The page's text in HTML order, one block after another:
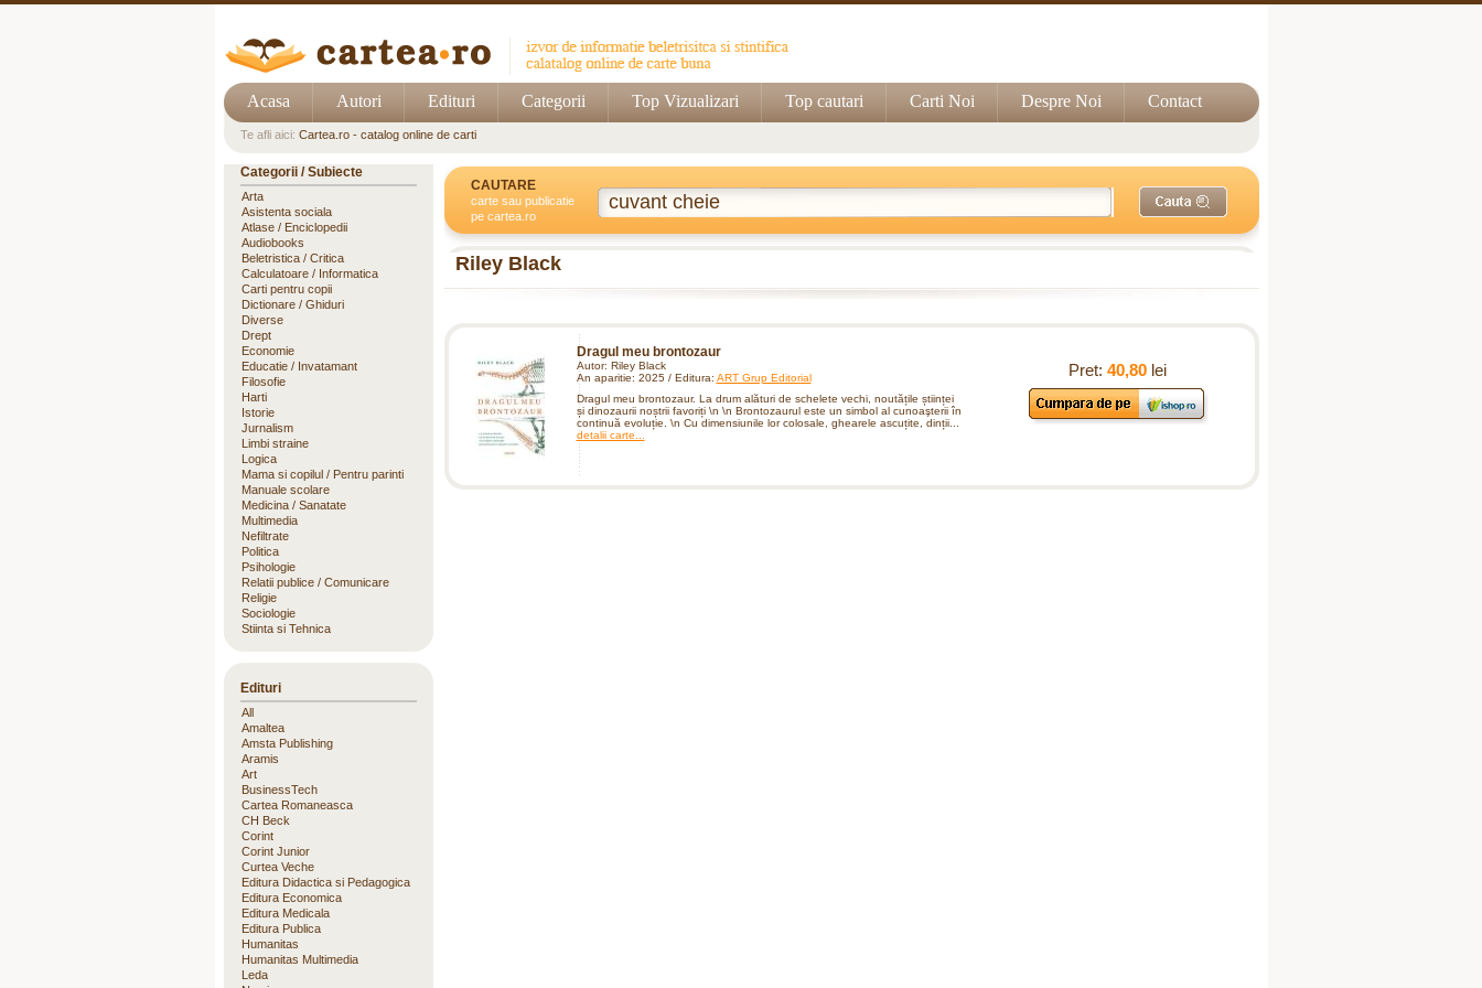
Acasa Autori Edituri Categorii Top Vizualizari Top cautari Carti Noi Despre Noi Contact
Te afli aici: Cartea.ro - catalog online de carti
CAUTARE
carte sau publicatie
pe cartea.ro
Riley Black
Dragul meu brontozaur
Autor: Riley Black
An aparitie: 2025 / Editura: ART Grup Editorial
Dragul meu brontozaur. La drum alături de schelete vechi, noutățile științei
și dinozaurii noștrii favoriți \n \n Brontozaurul este un simbol al cunoaşterii în
continuă evoluție. \n Cu dimensiunile lor colosale, ghearele ascuțite, dinții...
detalii carte...
Pret: 40,80 lei
Categorii / Subiecte
Arta
Asistenta sociala
Atlase / Enciclopedii
Audiobooks
Beletristica / Critica
Calculatoare / Informatica
Carti pentru copii
Dictionare / Ghiduri
Diverse
Drept
Economie
Educatie / Invatamant
Filosofie
Harti
Istorie
Jurnalism
Limbi straine
Logica
Mama si copilul / Pentru parinti
Manuale scolare
Medicina / Sanatate
Multimedia
Nefiltrate
Politica
Psihologie
Relatii publice / Comunicare
Religie
Sociologie
Stiinta si Tehnica
Edituri
All
Amaltea
Amsta Publishing
Aramis
Art
BusinessTech
Cartea Romaneasca
CH Beck
Corint
Corint Junior
Curtea Veche
Editura Didactica si Pedagogica
Editura Economica
Editura Medicala
Editura Publica
Humanitas
Humanitas Multimedia
Leda